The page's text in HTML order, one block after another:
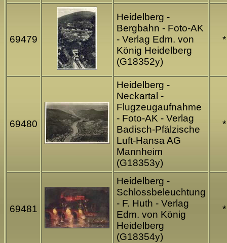
69479
Heidelberg -
Bergbahn - Foto-AK
- Verlag Edm. von
König Heidelberg
(G18352y)
*
69480
Heidelberg -
Neckartal -
Flugzeugaufnahme
- Foto-AK - Verlag
Badisch-Pfälzische
Luft-Hansa AG
Mannheim
(G18353y)
*
69481
Heidelberg -
Schlossbeleuchtung
- F. Huth - Verlag
Edm. von König
Heidelberg
(G18354y)
*